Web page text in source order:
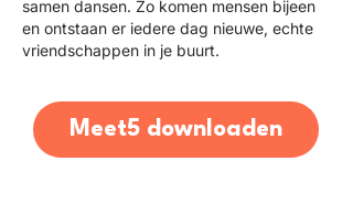
samen dansen. Zo komen mensen bijeen
en ontstaan er iedere dag nieuwe, echte
vriendschappen in je buurt.
Meet5 downloaden